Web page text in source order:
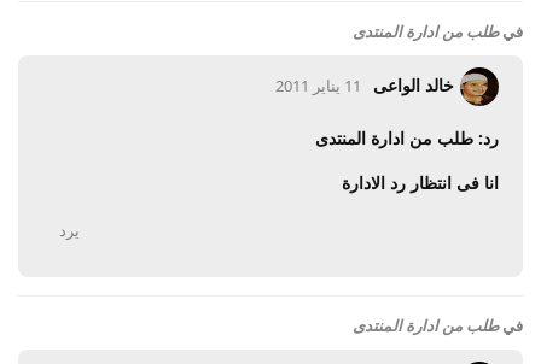
فيطلب من ادارة المنتدى
خالد الواعى 11 يناير 2011
رد: طلب من ادارة المنتدى
انا فى انتظار رد الادارة
يرد
فيطلب من ادارة المنتدى